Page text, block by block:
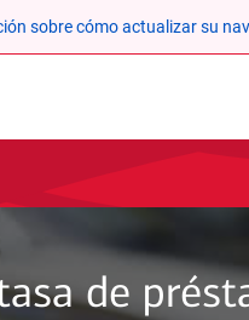
sobre cómo actualizar su
de